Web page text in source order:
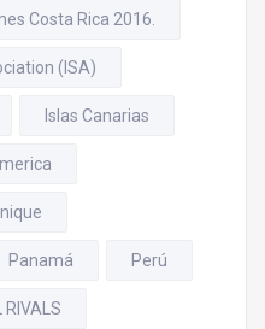
Costa Rica 2016.
(ISA)
Islas Canarias
Panamá Perú
RIVALS